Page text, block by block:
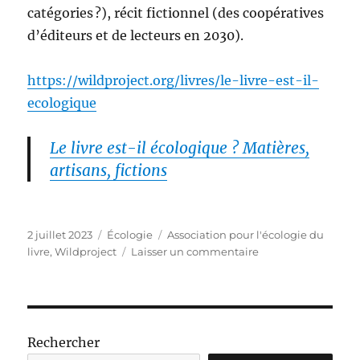
catégories ?), récit fictionnel (des coopératives
d’éditeurs et de lecteurs en 2030).
https://wildproject.org/livres/le-livre-est-il-
ecologique
Le livre est-il écologique ? Matières,
artisans, fictions
Publié
le
2 juillet 2023 Catégories
Écologie Étiquettes
Association pour l'écologie du
livre,Wildproject Laisser un commentairesur
?
Rechercher